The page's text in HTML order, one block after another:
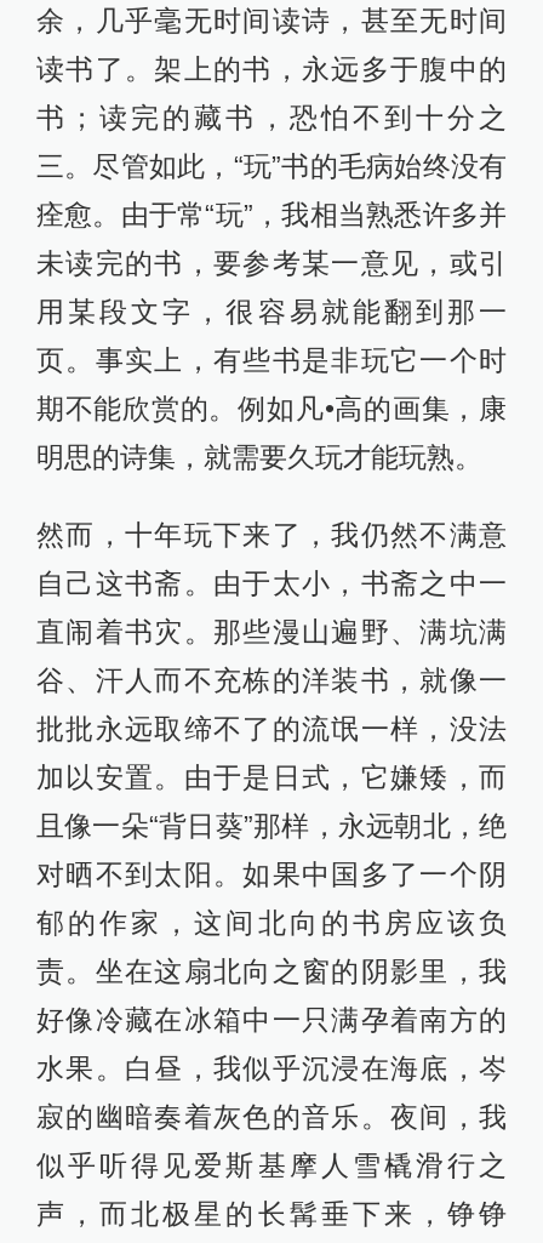
余，几乎毫无时间读诗，甚至无时间
读书了。架上的书，永远多于腹中的
书；读完的藏书，恐怕不到十分之
三。尽管如此，“玩”书的毛病始终没有
痊愈。由于常“玩”，我相当熟悉许多并
未读完的书，要参考某一意见，或引
用某段文字，很容易就能翻到那一
页。事实上，有些书是非玩它一个时
期不能欣赏的。例如凡•高的画集，康
明思的诗集，就需要久玩才能玩熟。
然而，十年玩下来了，我仍然不满意
自己这书斋。由于太小，书斋之中一
直闹着书灾。那些漫山遍野、满坑满
谷、汗人而不充栋的洋装书，就像一
批批永远取缔不了的流氓一样，没法
加以安置。由于是日式，它嫌矮，而
且像一朵“背日葵”那样，永远朝北，绝
对晒不到太阳。如果中国多了一个阴
郁的作家，这间北向的书房应该负
责。坐在这扇北向之窗的阴影里，我
好像冷藏在冰箱中一只满孕着南方的
水果。白昼，我似乎沉浸在海底，岑
寂的幽暗奏着灰色的音乐。夜间，我
似乎听得见爱斯基摩人雪橇滑行之
声，而北极星的长髯垂下来，铮铮